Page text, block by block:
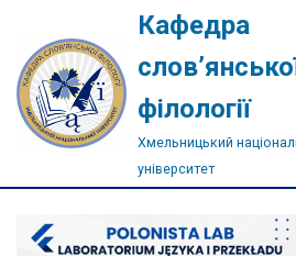
Перейти
до
вмісту
Кафедра
філології
Хмельницький
університет